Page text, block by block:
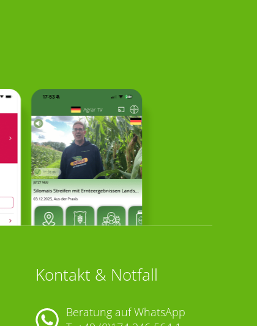
Kontakt & Notfall
Beratung auf WhatsApp